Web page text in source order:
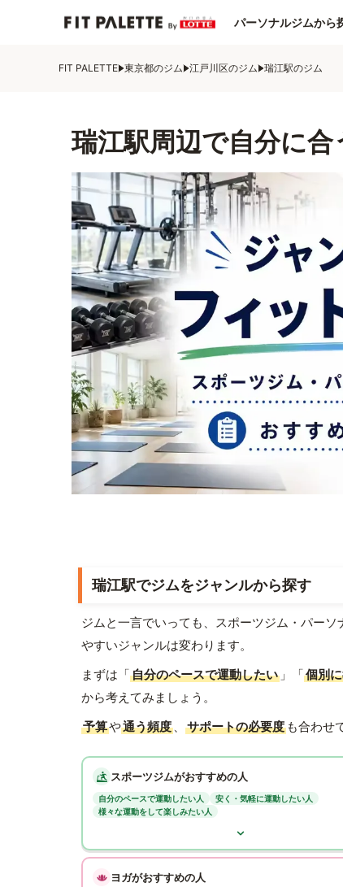
パーソナルジムから
FIT PALETTE 東京都のジム 江戸川区のジム 瑞江駅のジム
瑞江駅周辺で自分に
瑞江駅でジムをジャンルから探す
ジムと一言でいっても、スポーツジム・パー
やすいジャンルは変わります。
まずは「自分のペースで運動したい 」「個別
から考えてみましょう。
予算や通う頻度 、 サポートの必要度 も合わせ
スポーツジムがおすすめの人
自分のペースで運動したい人
安く・気軽に運動したい人
様々な運動をして楽しみたい人
ヨガがおすすめの人